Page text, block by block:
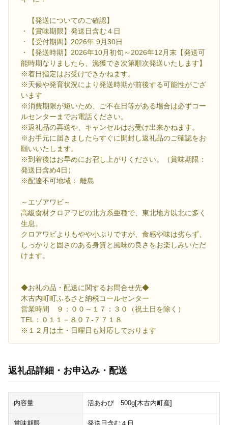
【発送についてのご確認】
・【賞味期限】発送日含む４日
・【受付期間】2026年 9月30日
・【発送時期】2026年10月初旬～2026年12月末【発送可
能時期なりましたら、漁獲でき次第順次発送いたします】
※着日指定はお受けできかねます。
※天候や発育状況により発送時期が前後する可能性がござ
います
※消費期限が短いため、ご不在日等がある場合は必ずコー
ルセンターまでお電話ください。
※返礼品の再送や、キャンセルはお受け出来かねます。
※お手元に届きましたらすぐに開封し返礼品のご確認をお
願いいたします。
※到着後はお早めにお召し上がりください。（賞味期限：
発送日含め4日）
※配達不可地域： 離島
～エゾアワビ～
高級食材クロアワビの北方系亜種で、東北地方以北に多く
生息。
クロアワビよりもやや小ぶりですが、食感や味は劣らず、
しっかりと固さのある身質と風味の良さをお楽しみいただ
けます。
◆お礼の品・配送に関するお問合せ先◆
木古内町町ふるさと納税コールセンター
営業時間 ９：００～１７：３０（祝土日を除く）
TEL：０１１－８０７-７７１８
※１２月は土・日曜日も対応しております
返礼品詳細・お申込み・配送
内容量 活あわび 500g[木古内町産]
賞味期限 発送日含む４日